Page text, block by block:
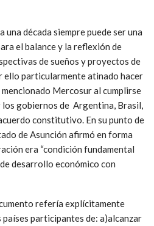
década siempre puede ser una
el balance y la reflexión de
de sueños y proyectos de
ello particularmente atinado hacer
Mercosur al cumplirse
gobiernos de Argentina, Brasil,
constitutivo. En su punto de
de Asunción afirmó en forma
era “condición fundamental
desarrollo económico con
refería explícitamente
participantes de: a)alcanzar